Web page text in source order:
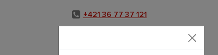
+421 36 77 37 121